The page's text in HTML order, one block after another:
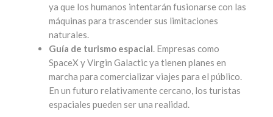
ya que los humanos intentarán fusionarse con las
máquinas para trascender sus limitaciones
naturales.
Guía de turismo espacial. Empresas como
SpaceX y Virgin Galactic ya tienen planes en
marcha para comercializar viajes para el público.
En un futuro relativamente cercano, los turistas
espaciales pueden ser una realidad.